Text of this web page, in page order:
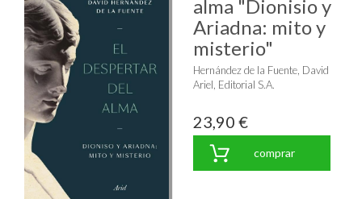
alma "Dionisio y
Ariadna: mito y
misterio"
Hernández de la Fuente, David
Ariel, Editorial S.A.
23,90 €
comprar